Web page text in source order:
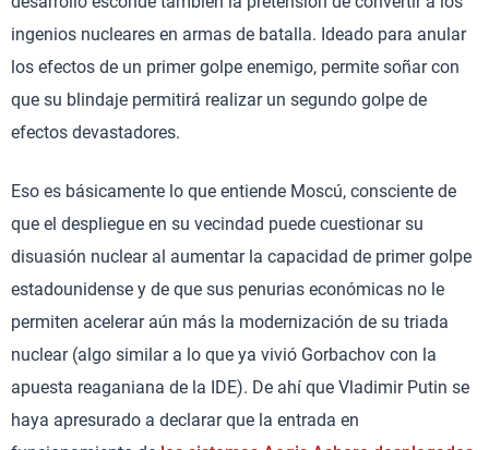
ingenios nucleares en armas de batalla. Ideado para anular
los efectos de un primer golpe enemigo, permite soñar con
que su blindaje permitirá realizar un segundo golpe de
efectos devastadores.
Eso es básicamente lo que entiende Moscú, consciente de
que el despliegue en su vecindad puede cuestionar su
disuasión nuclear al aumentar la capacidad de primer golpe
estadounidense y de que sus penurias económicas no le
permiten acelerar aún más la modernización de su triada
nuclear (algo similar a lo que ya vivió Gorbachov con la
apuesta reaganiana de la IDE). De ahí que Vladimir Putin se
haya apresurado a declarar que la entrada en